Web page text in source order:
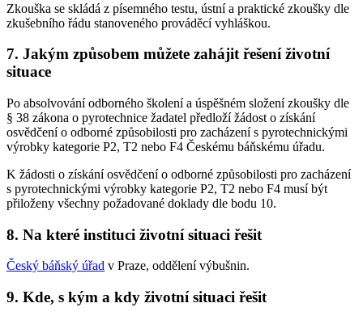
Zkouška se skládá z písemného testu, ústní a praktické zkoušky dle
zkušebního řádu stanoveného prováděcí vyhláškou.
7. Jakým způsobem můžete zahájit řešení životní
situace
Po absolvování odborného školení a úspěšném složení zkoušky dle
§ 38 zákona o pyrotechnice žadatel předloží žádost o získání
osvědčení o odborné způsobilosti pro zacházení s pyrotechnickými
výrobky kategorie P2, T2 nebo F4 Českému báňskému úřadu.
K žádosti o získání osvědčení o odborné způsobilosti pro zacházení
s pyrotechnickými výrobky kategorie P2, T2 nebo F4 musí být
přiloženy všechny požadované doklady dle bodu 10.
8. Na které instituci životní situaci řešit
Český báňský úřad v Praze, oddělení výbušnin.
9. Kde, s kým a kdy životní situaci řešit